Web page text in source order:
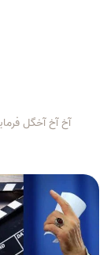
آخ آخ آخگل